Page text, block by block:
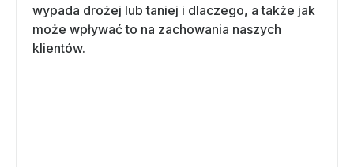
wypada drożej lub taniej i dlaczego, a także jak
może wpływać to na zachowania naszych
klientów.